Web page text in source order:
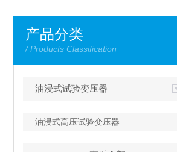
产品分类
/ Products Classification
油浸式试验变压器
油浸式高压试验变压器